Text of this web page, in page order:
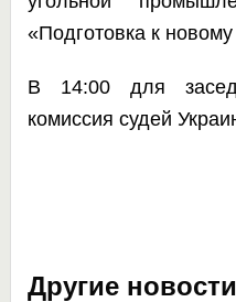
«Подготовка к
В 14:00 для
комиссия судей
Другие